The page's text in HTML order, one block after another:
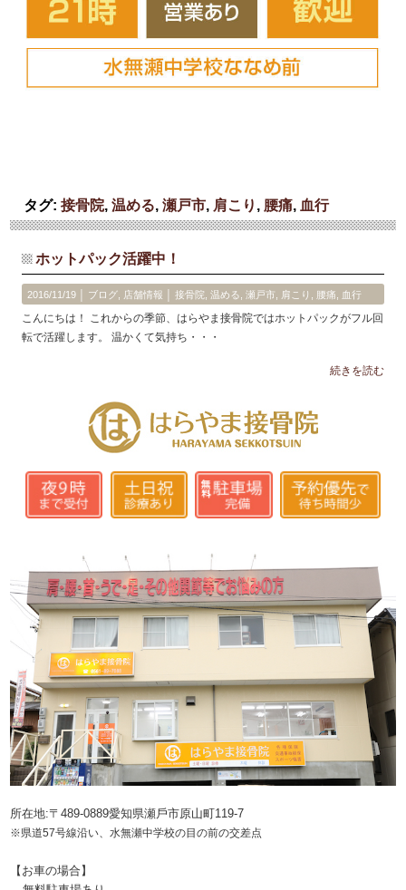
タグ:接骨院,温める,瀬戸市, 肩こり , 腰痛, 血行
ホットパック活躍中！
2016/11/19 │ ブログ, 店舗情報 接骨院 温める 瀬戸市 肩こり 腰痛 血行
こんにちは！ これからの季節、はらやま接骨院ではホットパックがフル回
転で活躍します。 温かくて気持ち・・・
続きを読む
所在地:〒489-0889愛知県瀬戶市原山町119-7
※県道57号線沿い、水無瀬中学校の目の前の交差点
【お車の場合】